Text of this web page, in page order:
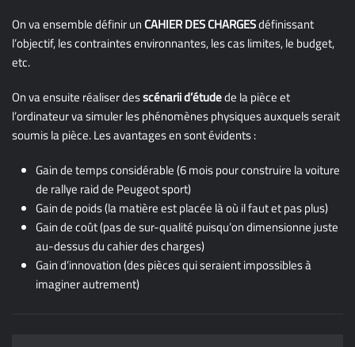
On va ensemble définir un CAHIER DES CHARGESdéfinissant
l’objectif, les contraintes environnantes, les cas limites, le budget,
etc.
On va ensuite réaliser desscénarii d’étudede la pièce et
l’ordinateur va simuler les phénomènes physiques auxquels serait
soumis la pièce. Les avantages en sont évidents :
Gain de temps considérable (6 mois pour construire la voiture
de rallye raid de Peugeot sport)
Gain de poids (la matière est placée là où il faut et pas plus)
Gain de coût (pas de sur-qualité puisqu’on dimensionne juste
au-dessus du cahier des charges)
Gain d’innovation (des pièces qui seraient impossibles à
imaginer autrement)